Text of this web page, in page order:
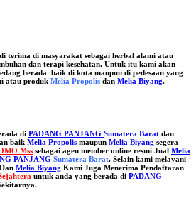
di terima di masyarakat sebagai herbal alami atau
dan terapi kesehatan. Untuk itu kami akan
berada baik di kota maupun di pedesaan yang
atau produk Melia Propolis dan Melia Biyang.
di PADANG PANJANG Sumatera Barat dan
baik Melia Propolis maupun Melia Biyang segera
Mss sebagai agen member online resmi Jual Melia
PANJANG Sumatera Barat. Selain kami melayani
Dan Melia Biyang Kami Juga Menerima Pendaftaran
untuk anda yang berada di PADANG